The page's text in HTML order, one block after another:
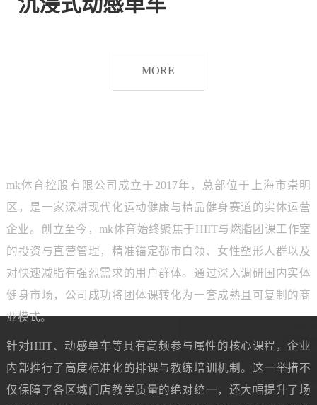
燃
MORE
mk体育控股有限公司成立于2017年，总部位于上海市崇明
区，是一家深耕现代化运动健康与精品健身赛道的实体运营
企业。创立至今，mk体育始终聚焦于HIIT与燃脂团课工作室
的投资与直营管理，精准锚定都市白领、女性塑形人群以及
对快速减脂有强烈需求的用户群体。通过深入调研国内实体
健身市场，公司成功将团体课转化为一套成熟且可复制的商
业模式。
针对HIIT、动感单车等具有高频参与属性的核心课程，企业
内部推行了高度标准化的排课与教练培训机制。这一举措不
仅保障了各区域门店教学质量的绝对统一，还大幅提升了场